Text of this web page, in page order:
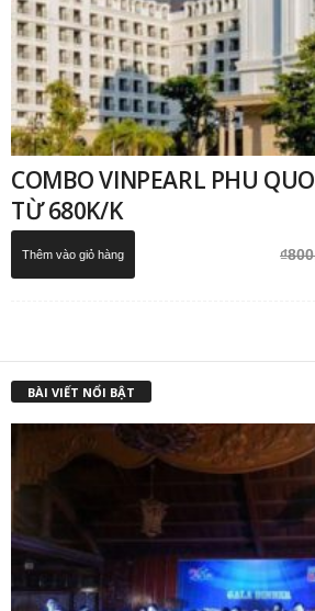
COMBO VINPEARL PHU
TỪ 680K/K
₫
Thêm vào giỏ hàng
BÀI VIẾT NỔI BẬT